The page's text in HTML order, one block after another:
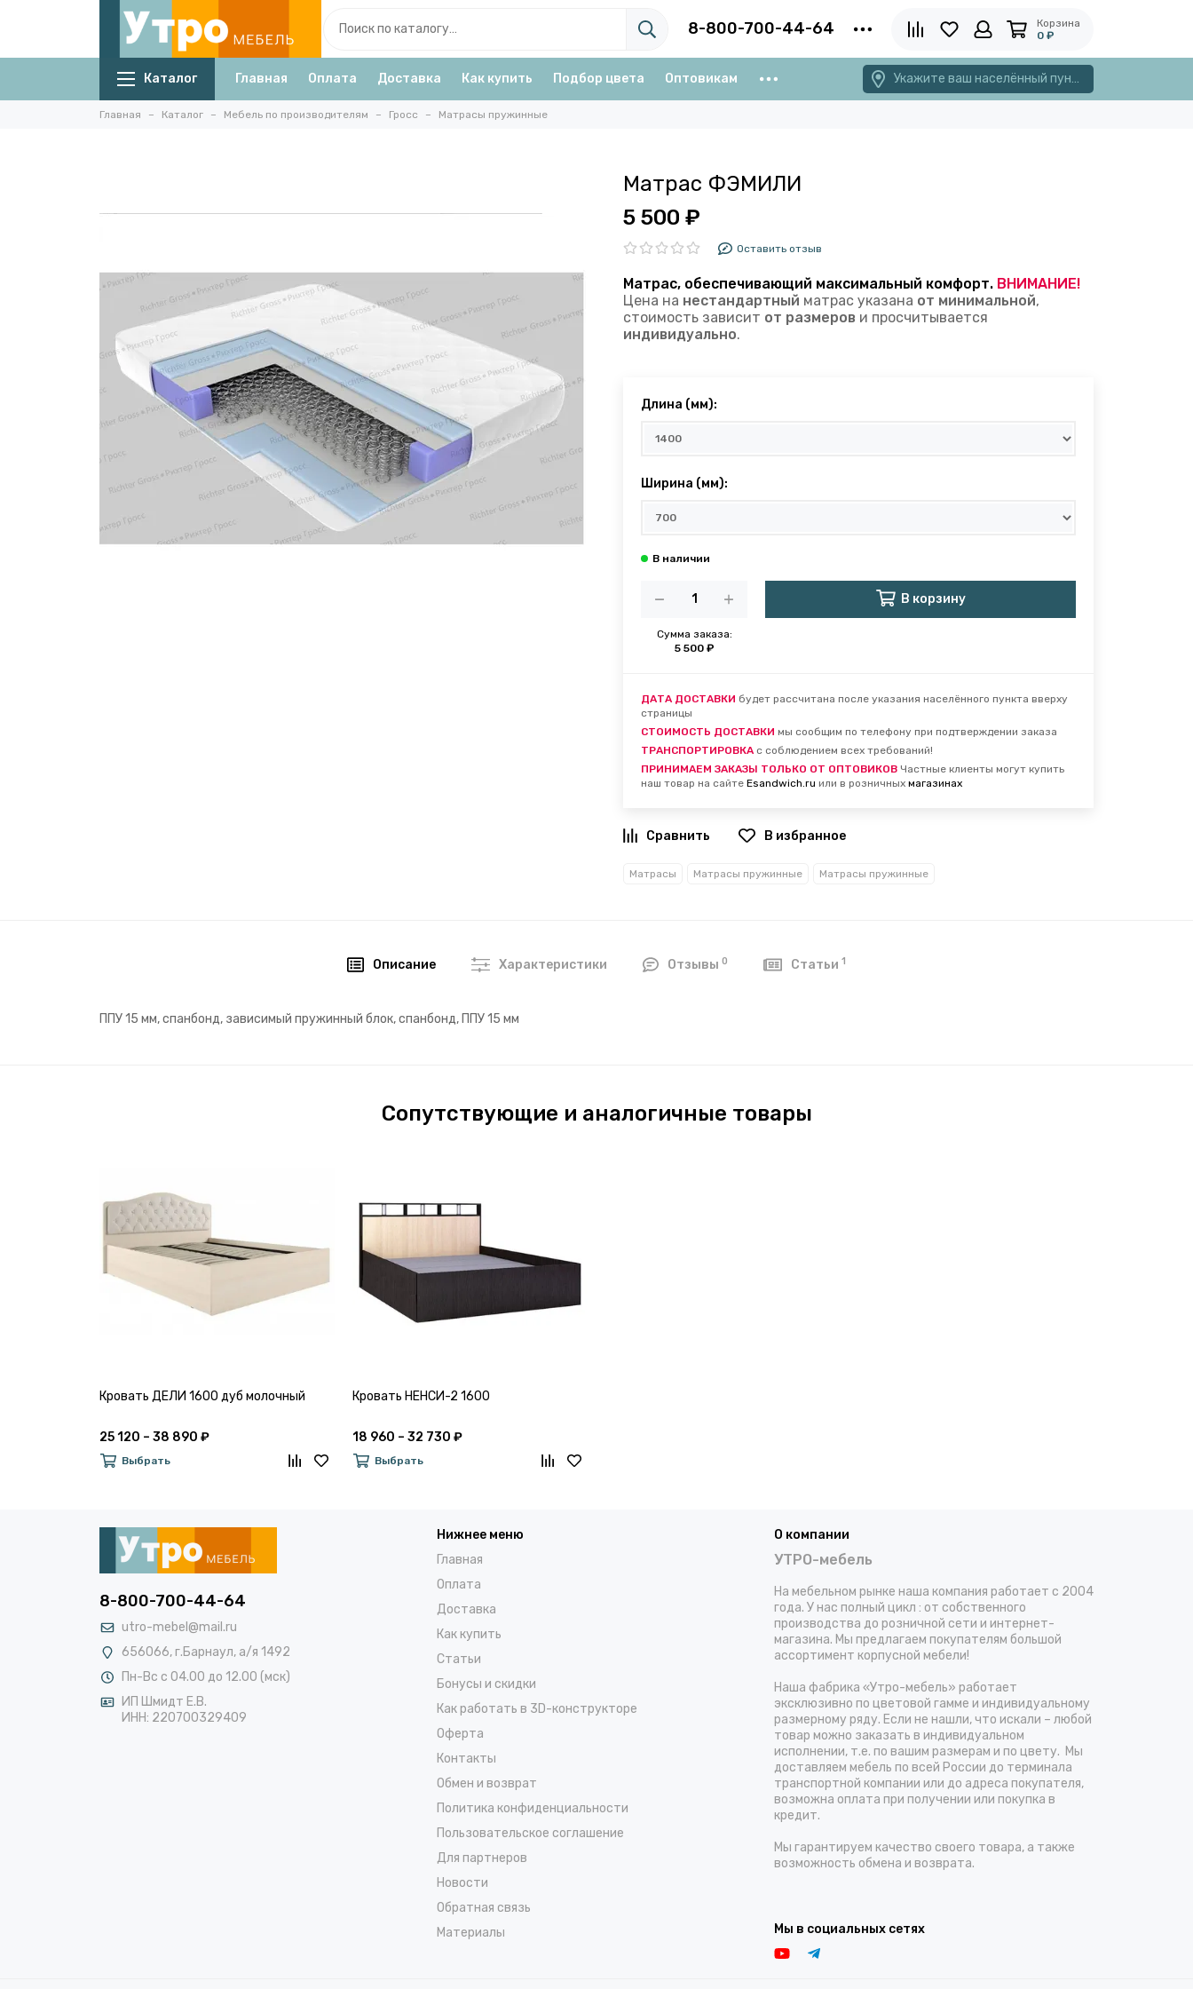
8-800-700-44-64
Корзина
0 ₽
Каталог Главная Оплата Доставка Как купить Подбор цвета Оптовикам Укажите ваш населённый пункт
Главная Каталог Мебель по производителям Гросс Матрасы пружинные
Матрас ФЭМИЛИ
5 500 ₽
Оставить отзыв
Матрас, обеспечивающий максимальный комфорт. ВНИМАНИЕ!
Цена на нестандартный матрас указана от минимальной,
стоимость зависит от размеров и просчитывается
индивидуально.
Длина (мм):
Ширина (мм):
Сумма заказа:
5 500 ₽
В корзину
ДАТА ДОСТАВКИ будет рассчитана после указания населённого пункта вверху
страницы
СТОИМОСТЬ ДОСТАВКИ мы сообщим по телефону при подтверждении заказа
ТРАНСПОРТИРОВКА с соблюдением всех требований!
ПРИНИМАЕМ ЗАКАЗЫ ТОЛЬКО ОТ ОПТОВИКОВ Частные клиенты могут купить
наш товар на сайте Esandwich.ru или в розничных магазинах
В избранное
Матрасы Матрасы пружинные Матрасы пружинные
Описание Характеристики Отзывы0 Статьи1
ППУ 15 мм, спанбонд, зависимый пружинный блок, спанбонд, ППУ 15 мм
Сопутствующие и аналогичные товары
Кровать ДЕЛИ 1600 дуб молочный
25 120 – 38 890 ₽
Выбрать
Кровать НЕНСИ-2 1600
18 960 – 32 730 ₽
Выбрать
8-800-700-44-64
utro-mebel@mail.ru
656066, г.Барнаул, а/я 1492
Пн-Вс с 04.00 до 12.00 (мск)
ИП Шмидт Е.В.
ИНН: 220700329409
Нижнее меню
Главная
Оплата
Доставка
Как купить
Статьи
Бонусы и скидки
Как работать в 3D-конструкторе
Оферта
Контакты
Обмен и возврат
Политика конфиденциальности
Пользовательское соглашение
Для партнеров
Новости
Обратная связь
Материалы
О компании
УТРО-мебель
На мебельном рынке наша компания работает с 2004
года. У нас полный цикл : от собственного
производства до розничной сети и интернет-
магазина. Мы предлагаем покупателям большой
ассортимент корпусной мебели!
Наша фабрика «Утро-мебель» работает
эксклюзивно по цветовой гамме и индивидуальному
размерному ряду. Если не нашли, что искали – любой
товар можно заказать в индивидуальном
исполнении, т.е. по вашим размерам и по цвету. Мы
доставляем мебель по всей России до терминала
транспортной компании или до адреса покупателя,
возможна оплата при получении или покупка в
кредит.
Мы гарантируем качество своего товара, а также
возможность обмена и возврата.
Мы в социальных сетях